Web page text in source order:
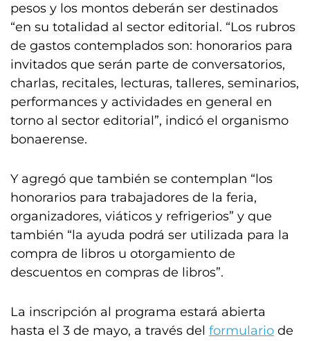
pesos y los montos deberán ser destinados
“en su totalidad al sector editorial. “Los rubros
de gastos contemplados son: honorarios para
invitados que serán parte de conversatorios,
charlas, recitales, lecturas, talleres, seminarios,
performances y actividades en general en
torno al sector editorial”, indicó el organismo
bonaerense.
Y agregó que también se contemplan “los
honorarios para trabajadores de la feria,
organizadores, viáticos y refrigerios” y que
también “la ayuda podrá ser utilizada para la
compra de libros u otorgamiento de
descuentos en compras de libros”.
La inscripción al programa estará abierta
hasta el 3 de mayo, a través del formulario de